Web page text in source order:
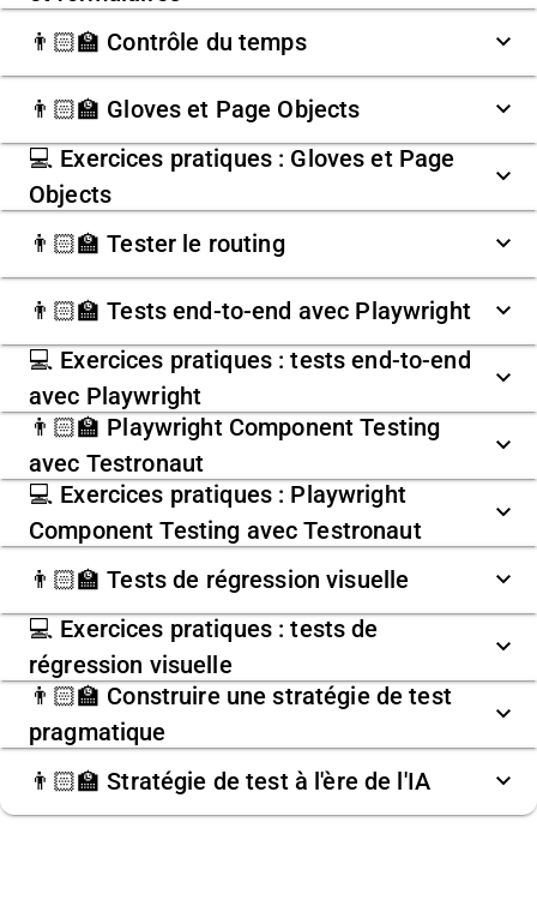
👨🏻‍🏫 Contrôle du temps
👨🏻‍🏫 Gloves et Page Objects
💻 Exercices pratiques : Gloves et Page
Objects
👨🏻‍🏫 Tester le routing
👨🏻‍🏫 Tests end-to-end avec Playwright
💻 Exercices pratiques : tests end-to-end
avec Playwright
👨🏻‍🏫 Playwright Component Testing
avec Testronaut
💻 Exercices pratiques : Playwright
Component Testing avec Testronaut
👨🏻‍🏫 Tests de régression visuelle
💻 Exercices pratiques : tests de
régression visuelle
👨🏻‍🏫 Construire une stratégie de test
pragmatique
👨🏻‍🏫 Stratégie de test à l'ère de l'IA